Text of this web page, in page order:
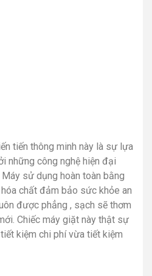
tiến thông minh này là sự lựa
những công nghệ hiện đại
sử dụng hoàn toàn bằng
chất đảm bảo sức khỏe an
được phẳng , sạch sẽ thơm
Chiếc máy giặt này thật sự
kiệm chi phí vừa tiết kiệm